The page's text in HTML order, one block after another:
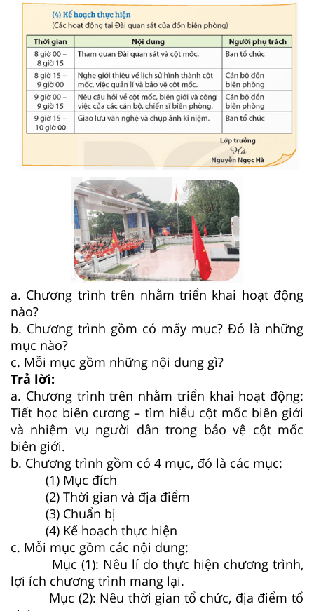
a. Chương trình trên nhằm triển khai hoạt động
nào?
b. Chương trình gồm có mấy mục? Đó là những
mục nào?
c. Mỗi mục gồm những nội dung gì?
Trả lời:
a. Chương trình trên nhằm triển khai hoạt động:
Tiết học biên cương – tìm hiểu cột mốc biên giới
và nhiệm vụ người dân trong bảo vệ cột mốc
biên giới.
b. Chương trình gồm có 4 mục, đó là các mục:
(1) Mục đích
(2) Thời gian và địa điểm
(3) Chuẩn bị
(4) Kế hoạch thực hiện
c. Mỗi mục gồm các nội dung:
Mục (1): Nêu lí do thực hiện chương trình,
lợi ích chương trình mang lại.
Mục (2): Nêu thời gian tổ chức, địa điểm tổ